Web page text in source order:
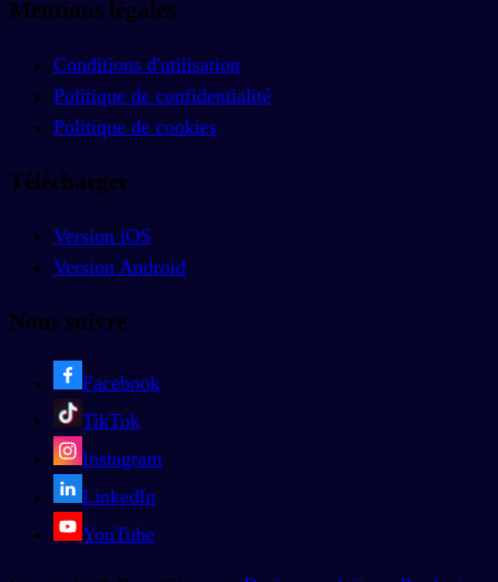
Mentions légales
Conditions d'utilisation
Politique de confidentialité
Politique de cookies
Télécharger
Version iOS
Version Android
Nous suivre
Facebook
TikTok
Instagram
LinkedIn
YouTube